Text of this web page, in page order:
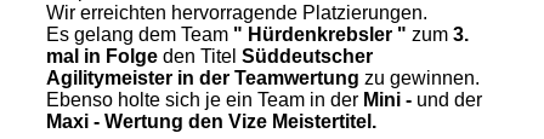
Wir erreichten hervorragende Platzierungen.
Es gelang dem Team " Hürdenkrebsler " zum 3.
mal in Folgeden Titel Süddeutscher
Agilitymeister in der Teamwertung zu gewinnen.
Ebenso holte sich je ein Team in der Mini -und der
Maxi - Wertung den Vize Meistertitel.